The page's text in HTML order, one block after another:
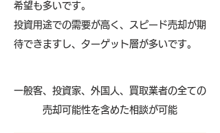
希望も多いです。
投資用途での需要が高く、スピード売却が期
待できますし、ターゲット層が多いです。
​一般客、投資家、外国人、買取業者の全ての
売却可能性を含めた相談が可能